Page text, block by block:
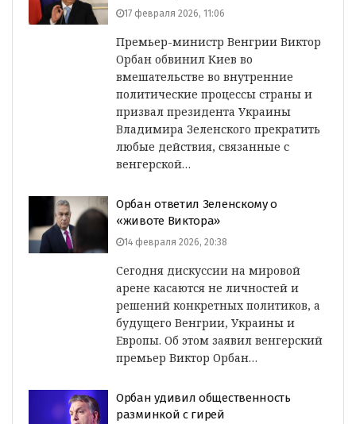
17 февраля 2026, 11:06
Премьер-министр Венгрии Виктор
Орбан обвинил Киев во
вмешательстве во внутренние
политические процессы страны и
призвал президента Украины
Владимира Зеленского прекратить
любые действия, связанные с
венгерской…
Орбан ответил Зеленскому о
«животе Виктора»
14 февраля 2026, 20:38
Сегодня дискуссии на мировой
арене касаются не личностей и
решений конкретных политиков, а
будущего Венгрии, Украины и
Европы. Об этом заявил венгерский
премьер Виктор Орбан…
Орбан удивил общественность
разминкой с гирей